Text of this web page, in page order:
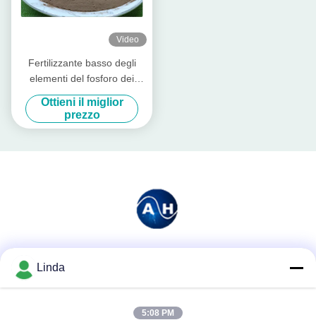
Video
Fertilizzante basso degli
elementi del fosforo dei
minerali chelatato
aminoacido solubile della
polvere
Ottieni il miglior
prezzo
Linda
5:08 PM